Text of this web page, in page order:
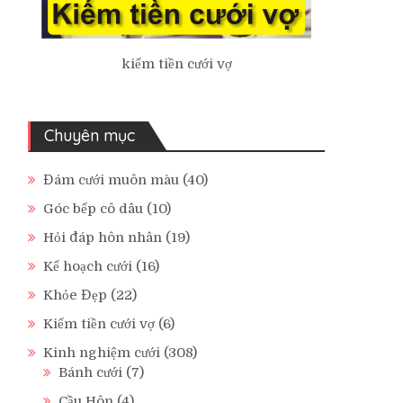
kiếm tiền cưới vợ
Chuyên mục
Đám cưới muôn màu (40)
Góc bếp cô dâu (10)
Hỏi đáp hôn nhân (19)
Kế hoạch cưới (16)
Khỏe Đẹp (22)
Kiếm tiền cưới vợ (6)
Kinh nghiệm cưới (308)
Bánh cưới (7)